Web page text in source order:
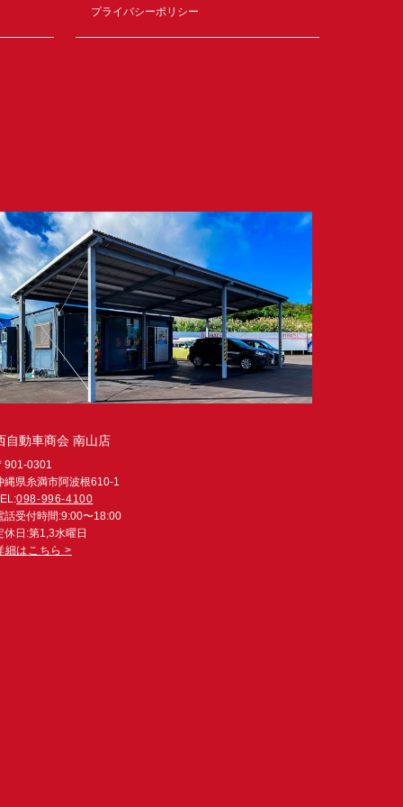
プライバシーポリシー
自動車商会 南山店
901-0301
縄県糸満市阿波根610-1
098-996-4100
話受付時間:9:00〜18:00
休日:第1,3水曜日
細はこちら >